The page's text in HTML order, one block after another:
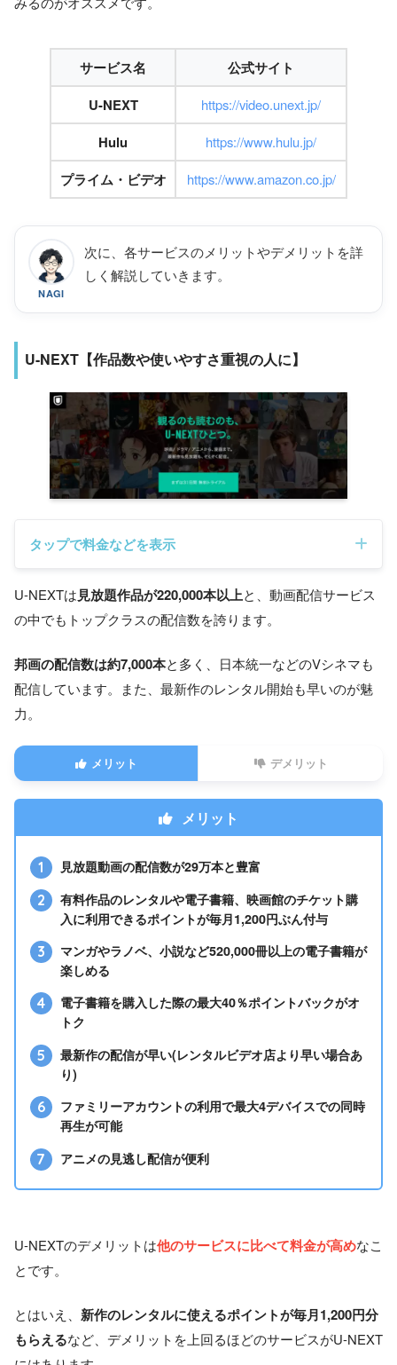
サービス名
公式サイト
U-NEXT
https://video.unext.jp/
Hulu https://www.hulu.jp/
プライム・ビデオ https://www.amazon.co.jp/
NAGI
次に、各サービスのメリットやデメリットを詳
しく解説していきます。
U-NEXT【作品数や使いやすさ重視の人に】
タップで料金などを表示
月額料金
2,189円
コスパ 66円/日
見放題作品数
同時再生可能
4台
支払い方法
キャリア決済
楽天ペイ
AppleID（iOSアプリからの
Amazonアカウント
ド
iPhone/iPad
スマートテレビ
対応レコーダー
公式サイト https://video.unext.jp/
U-NEXTは見放題作品が220,000本以上と、動画配信サービス
の中でもトップクラスの配信数を誇ります。
邦画の配信数は約7,000本と多く、日本統一などのVシネマも
配信しています。また、最新作のレンタル開始も早いのが魅
力。
メリット デメリット
メリット
見放題動画の配信数が29万本と豊富
有料作品のレンタルや電子書籍、映画館のチケット購
入に利用できるポイントが毎月1,200円ぶん付与
マンガやラノベ、小説など520,000冊以上の電子書籍が
楽しめる
電子書籍を購入した際の最大40％ポイントバックがオ
トク
最新作の配信が早い(レンタルビデオ店より早い場合あ
り)
ファミリーアカウントの利用で最大4デバイスでの同時
再生が可能
アニメの見逃し配信が便利
U-NEXTのデメリットは他のサービスに比べて料金が高めなこ
とです。
とはいえ、 新作のレンタルに使えるポイントが毎月1,200円分
もらえるなど、デメリットを上回るほどのサービスがU-NEXT